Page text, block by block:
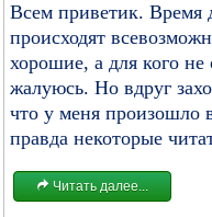
Всем приветик. Время
происходят
хорошие, а для кого
жалуюсь. Но вдруг
что у меня произошло
правда некоторые
Читать далее...